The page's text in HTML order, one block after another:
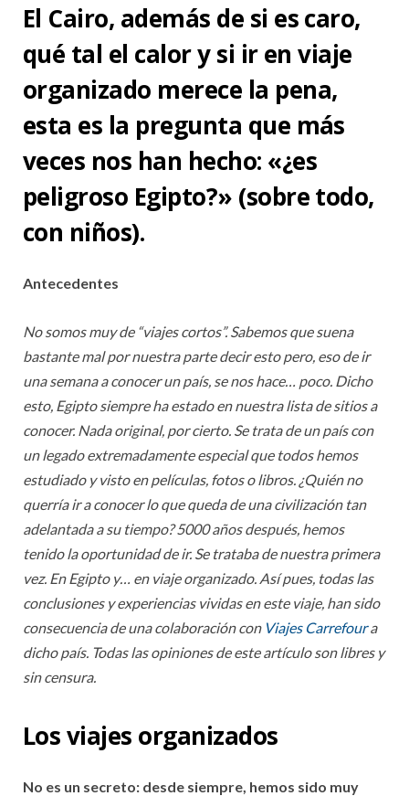
El Cairo, además de si es caro,
qué tal el calor y si ir en viaje
organizado merece la pena,
esta es la pregunta que más
veces nos han hecho: «¿es
peligroso Egipto?» (sobre todo,
con niños).
Antecedentes
No somos muy de “viajes cortos”. Sabemos que suena
bastante mal por nuestra parte decir esto pero, eso de ir
una semana a conocer un país, se nos hace… poco. Dicho
esto, Egipto siempre ha estado en nuestra lista de sitios a
conocer. Nada original, por cierto. Se trata de un país con
un legado extremadamente especial que todos hemos
estudiado y visto en películas, fotos o libros. ¿Quién no
querría ir a conocer lo que queda de una civilización tan
adelantada a su tiempo? 5000 años después, hemos
tenido la oportunidad de ir. Se trataba de nuestra primera
vez. En Egipto y… en viaje organizado. Así pues, todas las
conclusiones y experiencias vividas en este viaje, han sido
consecuencia de una colaboración con Viajes Carrefoura
dicho país. Todas las opiniones de este artículo son libres y
sin censura.
Los viajes organizados
No es un secreto: desde siempre, hemos sido muy